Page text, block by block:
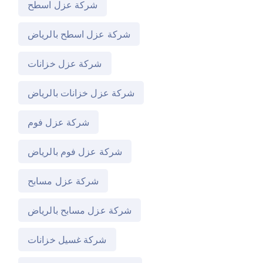
شركة عزل اسطح
شركة عزل اسطح بالرياض
شركة عزل خزانات
شركة عزل خزانات بالرياض
شركة عزل فوم
شركة عزل فوم بالرياض
شركة عزل مسابح
شركة عزل مسابح بالرياض
شركة غسيل خزانات